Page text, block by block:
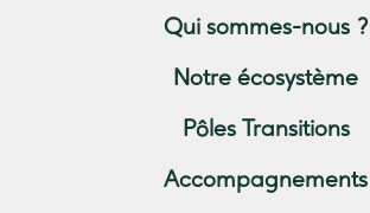
Qui sommes-nous ?
Notre écosystème
Pôles Transitions
Accompagnements